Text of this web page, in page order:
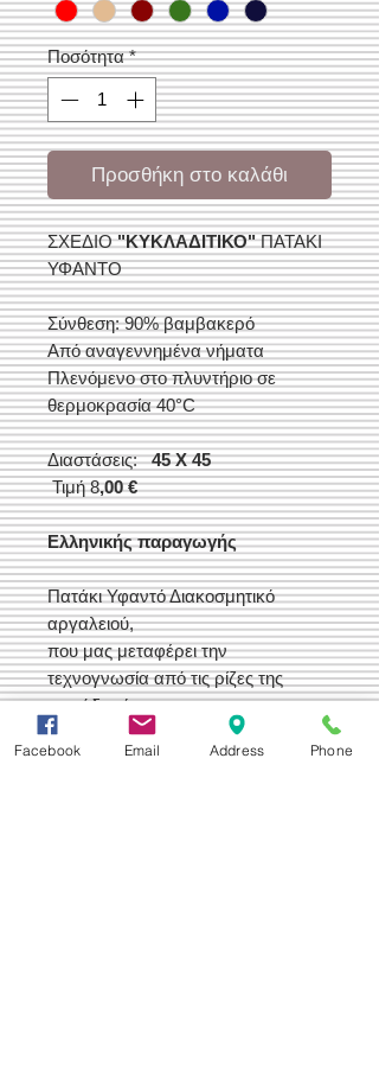
Ποσότητα *
Προσθήκη στο καλάθι
ΣΧΕΔΙΟ"ΚΥΚΛΑΔΙΤΙΚΟ"ΠΑΤΑΚΙ
ΥΦΑΝΤΟ
Σύνθεση: 90% βαμβακερό
Από αναγεννημένα νήματα
Πλενόμενο στο πλυντήριο σε
θερμοκρασία 40°C
Διαστάσεις:45 Χ 45
Τιμή 8,00 €
Ελληνικής παραγωγής
Πατάκι Υφαντό Διακοσμητικό
αργαλειού,
που μας μεταφέρει την
τεχνογνωσία από τις ρίζες της
παράδοσής μας.
Μπορεί να χρησιμοποιηθεί και ως
πάντα για το τοίχο
Facebook Email Address Phone